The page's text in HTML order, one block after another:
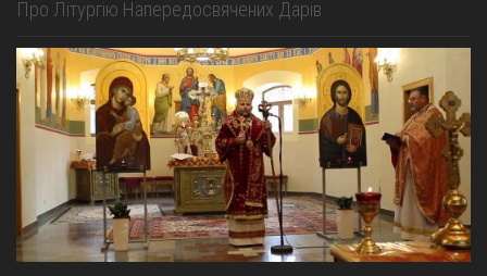
Про Літургію Напередосвячених Дарів